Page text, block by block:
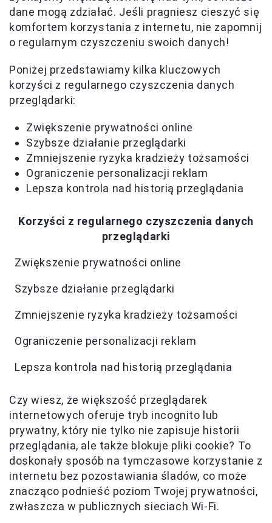
dane mogą zdziałać. Jeśli pragniesz cieszyć się
komfortem korzystania z internetu, nie zapomnij
o regularnym czyszczeniu swoich danych!
Poniżej przedstawiamy kilka kluczowych
korzyści z regularnego czyszczenia danych
przeglądarki:
Zwiększenie prywatności online
Szybsze działanie przeglądarki
Zmniejszenie ryzyka kradzieży tożsamości
Ograniczenie personalizacji reklam
Lepsza kontrola nad historią przeglądania
Korzyści z regularnego czyszczenia danych
przeglądarki
Zwiększenie prywatności online
Szybsze działanie przeglądarki
Zmniejszenie ryzyka kradzieży tożsamości
Ograniczenie personalizacji reklam
Lepsza kontrola nad historią przeglądania
Czy wiesz, że większość przeglądarek
internetowych oferuje tryb incognito lub
prywatny, który nie tylko nie zapisuje historii
przeglądania, ale także blokuje pliki cookie? To
doskonały sposób na tymczasowe korzystanie z
internetu bez pozostawiania śladów, co może
znacząco podnieść poziom Twojej prywatności,
zwłaszcza w publicznych sieciach Wi-Fi.